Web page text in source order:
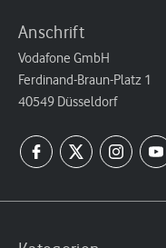
Anschrift
Vodafone GmbH
Ferdinand-Braun-Platz 1
40549 Düsseldorf